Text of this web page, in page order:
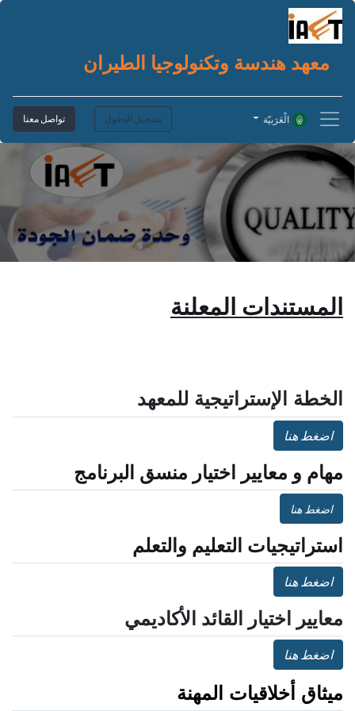
معهد هندسة وتكنولوجيا الطيران
تسجيل الدخول تواصل معنا الْعَرَبيّة
المستندات المعلنة
الخطة الإستراتيجية للمعهد
اضغط هنا
مهام و معايير اختيار منسق البرنامج
اضغط هنا
استراتيجيات التعليم والتعلم
اضغط هنا
معايير اختيار القائد الأكاديمي
اضغط هنا
ميثاق أخلاقيات المهنة